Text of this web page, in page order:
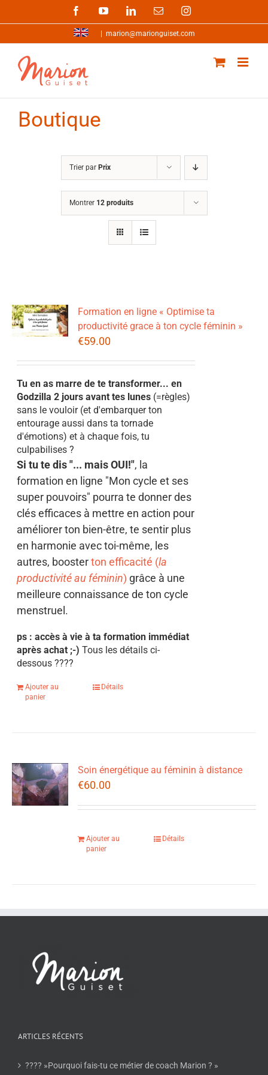
FacebookYouTubeLinkedInEmail Instagram
marion@marionguiset.com
Boutique
Trier par Prix
Montrer 12 produits
Formation en ligne « Optimise ta
productivité grace à ton cycle féminin »
€59.00
Tu en as marre de te transformer... en
Godzilla 2 jours avant tes lunes (=règles)
sans le vouloir (et d'embarquer ton
entourage aussi dans ta tornade
d'émotions) et à chaque fois, tu
culpabilises ?
Si tu te dis "... mais OUI!", la
formation en ligne "Mon cycle et ses
super pouvoirs" pourra te donner des
clés efficaces à mettre en action pour
améliorer ton bien-être, te sentir plus
en harmonie avec toi-même, les
autres, boosterton efficacité (la
productivité au féminin) grâce à une
meilleure connaissance de ton cycle
menstruel.
ps : accès à vie à ta formation immédiat
après achat ;-)Tous les détails ci-
dessous????
Ajouter au
panier
Détails
Soin énergétique au féminin à distance
€60.00
Ajouter au
panier
Détails
ARTICLES RÉCENTS
???? »Pourquoi fais-tu ce métier de coach Marion ? »